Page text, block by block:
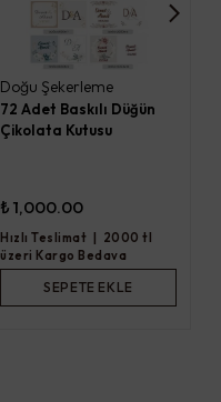
Doğu Şekerleme
72 Adet Baskılı Düğün
Çikolata Kutusu
₺ 1,000.00
Hızlı Teslimat | 2000 tl
üzeri Kargo Bedava
SEPETE EKLE